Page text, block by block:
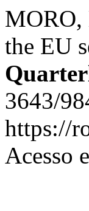
MORO,
the EU
3643/
https://
Acesso